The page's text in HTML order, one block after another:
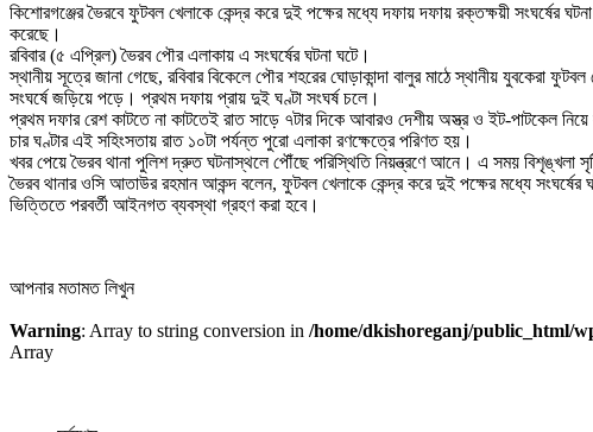
কিশোরগঞ্জের ভৈরবে ফুটবল খেলাকে কেন্দ্র করে দুই পক্ষের মধ্যে দফায় দফায় রক্তক্ষয়ী
করেছে।
রবিবার (৫ এপ্রিল) ভৈরব পৌর এলাকায় এ সংঘর্ষের ঘটনা ঘটে।
স্থানীয় সূত্রে জানা গেছে, রবিবার বিকেলে পৌর শহরের ঘোড়াকান্দা বালুর মাঠে স্থানীয় যুবকেরা
সংঘর্ষে জড়িয়ে পড়ে। প্রথম দফায় প্রায় দুই ঘণ্টা সংঘর্ষ চলে।
প্রথম দফার রেশ কাটতে না কাটতেই রাত সাড়ে ৭টার দিকে আবারও দেশীয় অস্ত্র ও ইট-পাটকেল
চার ঘণ্টার এই সহিংসতায় রাত ১০টা পর্যন্ত পুরো এলাকা রণক্ষেত্রে পরিণত হয়।
খবর পেয়ে ভৈরব থানা পুলিশ দ্রুত ঘটনাস্থলে পৌঁছে পরিস্থিতি নিয়ন্ত্রণে আনে। এ সময় বিশৃঙ্খলা
ভৈরব থানার ওসি আতাউর রহমান আকন্দ বলেন, ফুটবল খেলাকে কেন্দ্র করে দুই পক্ষের মধ্যে
ভিত্তিতে পরবর্তী আইনগত ব্যবস্থা গ্রহণ করা হবে।
আপনার মতামত লিখুন
Warning: Array to string conversion in /home/dkishoreganj/public_html/
Array